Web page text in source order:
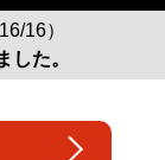
16）
した。